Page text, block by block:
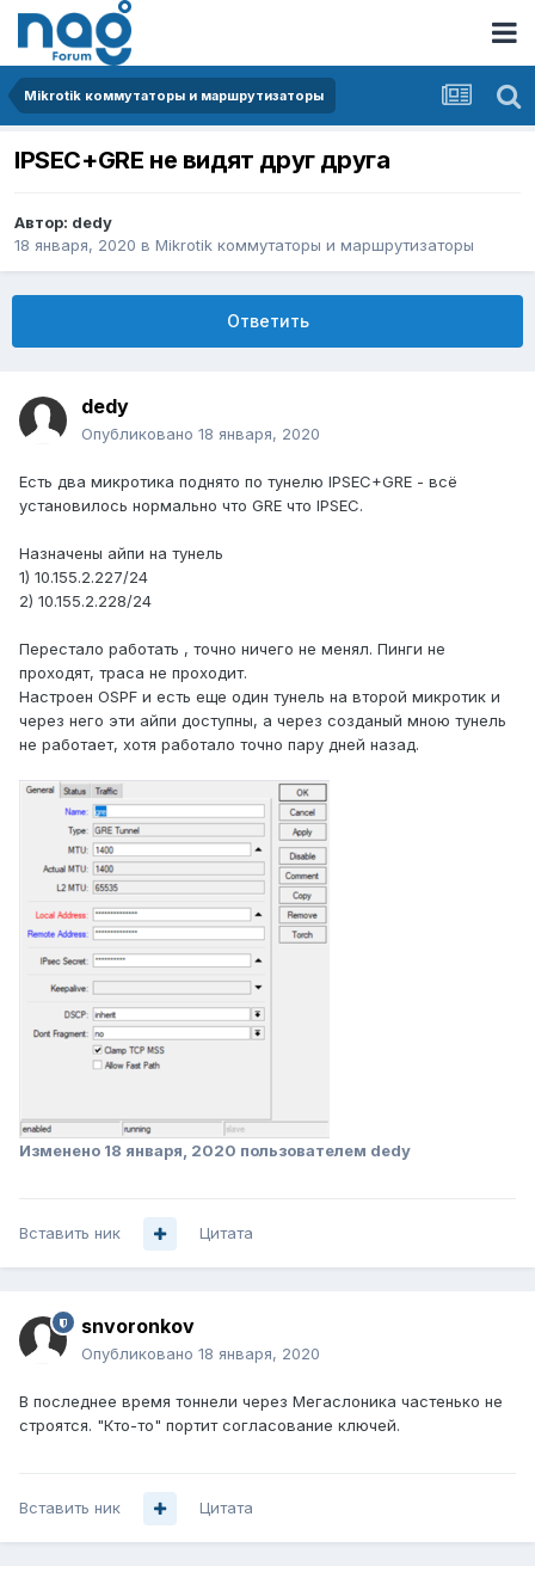
Mikrotik коммутаторы и маршрутизаторы
IPSEC+GRE не видят друг друга
Автор: dedy
18 января, 2020 в Mikrotik коммутаторы и маршрутизаторы
Ответить
dedy
Опубликовано 18 января, 2020
Есть два микротика поднято по тунелю IPSEC+GRE - всё
установилось нормально что GRE что IPSEC.
Назначены айпи на тунель
1) 10.155.2.227/24
2) 10.155.2.228/24
Перестало работать , точно ничего не менял. Пинги не
проходят, траса не проходит.
Настроен OSPF и есть еще один тунель на второй микротик и
через него эти айпи доступны, а через созданый мною тунель
не работает, хотя работало точно пару дней назад.
Изменено 18 января, 2020 пользователем dedy
Вставить ник Цитата
snvoronkov
Опубликовано 18 января, 2020
В последнее время тоннели через Мегаслоника частенько не
строятся. "Кто-то" портит согласование ключей.
Вставить ник Цитата